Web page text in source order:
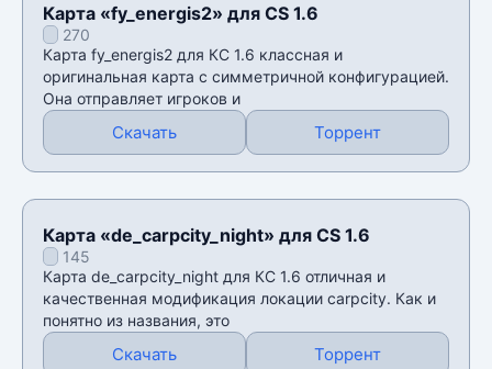
Карта «fy_energis2» для CS 1.6
270
Карта fy_energis2 для КС 1.6 классная и
оригинальная карта с симметричной конфигурацией.
Она отправляет игроков и
Скачать Торрент
Карта «de_carpcity_night» для CS 1.6
145
Карта de_carpcity_night для КС 1.6 отличная и
качественная модификация локации carpcity. Как и
понятно из названия, это
Скачать Торрент